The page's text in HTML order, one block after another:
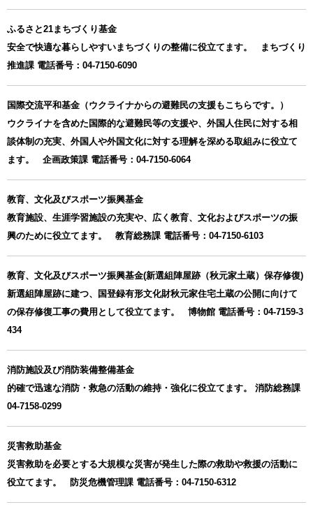
ふるさと21まちづくり基金
安全で快適な暮らしやすいまちづくりの整備に役立てます。 まちづくり
推進課 電話番号：04-7150-6090
国際交流平和基金（ウクライナからの避難民の支援もこちらです。）
ウクライナを含めた国際的な避難民等の支援や、外国人住民に対する相
談体制の充実、外国人や外国文化に対する理解を深める取組みに役立て
ます。 企画政策課 電話番号：04-7150-6064
教育、文化及びスポーツ振興基金
教育施設、生涯学習施設の充実や、広く教育、文化およびスポーツの振
興のために役立てます。 教育総務課 電話番号：04-7150-6103
教育、文化及びスポーツ振興基金(新選組陣屋跡（秋元家土蔵）保存修復)
新選組陣屋跡に建つ、国登録有形文化財秋元家住宅土蔵の公開に向けて
の保存修復工事の費用として役立てます。 博物館 電話番号：04-7159-3
434
消防施設及び消防装備整備基金
的確で迅速な消防・救急の活動の維持・強化に役立てます。 消防総務課
04-7158-0299
災害救助基金
災害救助を必要とする大規模な災害が発生した際の救助や救援の活動に
役立てます。 防災危機管理課 電話番号：04-7150-6312